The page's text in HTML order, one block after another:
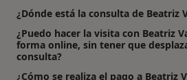
¿Dónde está la consulta de Beatriz
¿Puedo hacer la visita con Beatriz
forma online, sin tener que
consulta?
¿Cómo se realiza el pago a Beatriz